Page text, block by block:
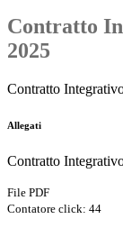
Contratto
2025
Contratto
Allegati
Contratto
File PDF
Contatore click: 44